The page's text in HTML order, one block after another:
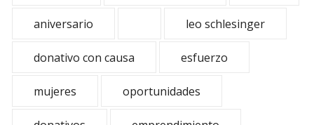
aniversario leo schlesinger
donativo con causa esfuerzo
mujeres oportunidades